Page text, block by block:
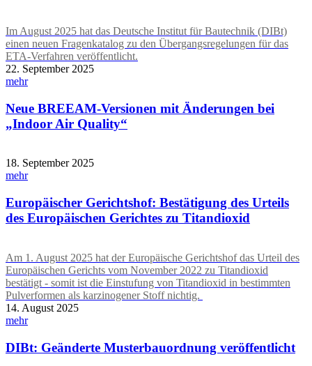
Im August 2025 hat das Deutsche Institut für Bautechnik (DIBt)
einen neuen Fragenkatalog zu den Übergangsregelungen für das
ETA-Verfahren veröffentlicht.
22. September 2025
mehr
Neue BREEAM-Versionen mit Änderungen bei
„Indoor Air Quality“
18. September 2025
mehr
Europäischer Gerichtshof: Bestätigung des Urteils
des Europäischen Gerichtes zu Titandioxid
Am 1. August 2025 hat der Europäische Gerichtshof das Urteil des
Europäischen Gerichts vom November 2022 zu Titandioxid
bestätigt - somit ist die Einstufung von Titandioxid in bestimmten
Pulverformen als karzinogener Stoff nichtig.
14. August 2025
mehr
DIBt: Geänderte Musterbauordnung veröffentlicht